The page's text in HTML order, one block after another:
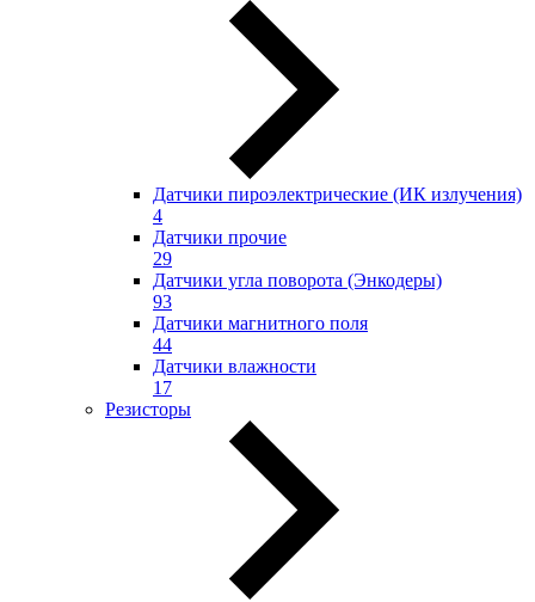
Датчики пироэлектрические (ИК излучения)
4
Датчики прочие
29
Датчики угла поворота (Энкодеры)
93
Датчики магнитного поля
44
Датчики влажности
17
Резисторы